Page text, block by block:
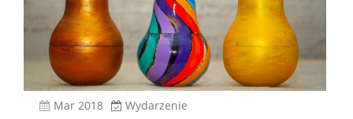
mar 2018 Wydarzenie